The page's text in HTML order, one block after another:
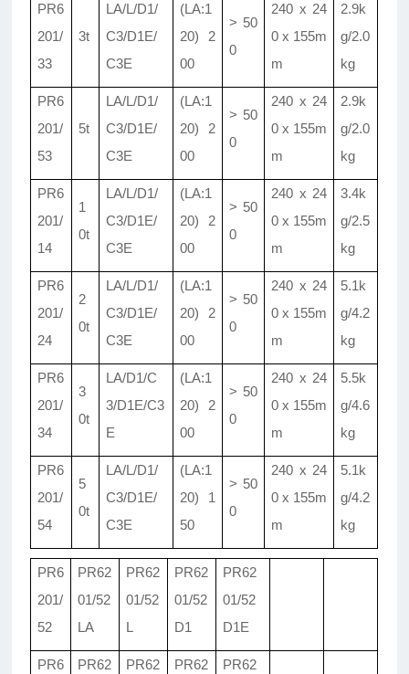
PR6
201/
33
3t
LA/L/D1/
C3/D1E/
C3E
(LA:1
20) 2
00
> 50
0
240 x 24
0 x 155m
m
2.9k
g/2.0
kg
PR6
201/
53
5t
LA/L/D1/
C3/D1E/
C3E
(LA:1
20) 2
00
> 50
0
240 x 24
0 x 155m
m
2.9k
g/2.0
kg
PR6
201/
14
1
0t
LA/L/D1/
C3/D1E/
C3E
(LA:1
20) 2
00
> 50
0
240 x 24
0 x 155m
m
3.4k
g/2.5
kg
PR6
201/
24
2
0t
LA/L/D1/
C3/D1E/
C3E
(LA:1
20) 2
00
> 50
0
240 x 24
0 x 155m
m
5.1k
g/4.2
kg
PR6
201/
34
3
0t
LA/D1/C
3/D1E/C3
E
(LA:1
20) 2
00
> 50
0
240 x 24
0 x 155m
m
5.5k
g/4.6
kg
PR6
201/
54
5
0t
LA/L/D1/
C3/D1E/
C3E
(LA:1
20) 1
50
> 50
0
240 x 24
0 x 155m
m
5.1k
g/4.2
kg
PR6
201/
52
PR62
01/52
LA
PR62
01/52
L
PR62
01/52
D1
PR62
01/52
D1E
PR6
PR62
PR62
PR62
PR62